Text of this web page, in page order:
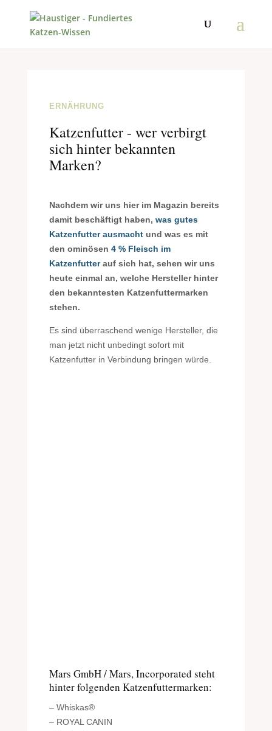
ERNÄHRUNG
Katzenfutter - wer verbirgt
sich hinter bekannten
Marken?
Nachdem wir uns hier im Magazin bereits
damit beschäftigt haben, was gutes
Katzenfutter ausmachtund was es mit
den ominösen 4 % Fleisch im
Katzenfutterauf sich hat, sehen wir uns
heute einmal an, welche Hersteller hinter
den bekanntesten Katzenfuttermarken
stehen.
Es sind überraschend wenige Hersteller, die
man jetzt nicht unbedingt sofort mit
Katzenfutter in Verbindung bringen würde.
Mars GmbH / Mars, Incorporated steht
hinter folgenden Katzenfuttermarken:
– Whiskas®
– ROYAL CANIN